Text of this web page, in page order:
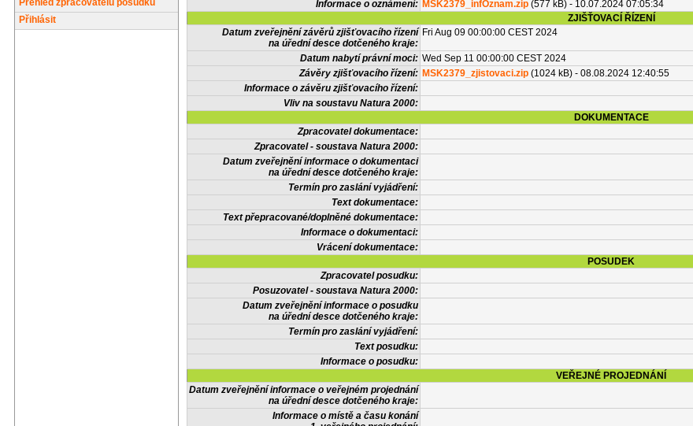
Přehled zpracovatelů posudků
Přihlásit
Informace o oznámení: MSK2379_infOznam.zip (577 kB) - 10.07.2024 07:05:34
ZJIŠŤOVACÍ ŘÍZENÍ
Datum zveřejnění závěrů zjišťovacího řízení
na úřední desce dotčeného kraje:
Fri Aug 09 00:00:00 CEST 2024
Datum nabytí právní moci: Wed Sep 11 00:00:00 CEST 2024
Závěry zjišťovacího řízení: MSK2379_zjistovaci.zip (1024 kB) - 08.08.2024 12:40:55
Informace o závěru zjišťovacího řízení:
Vliv na soustavu Natura 2000:
DOKUMENTACE
Zpracovatel dokumentace:
Zpracovatel - soustava Natura 2000:
Datum zveřejnění informace o dokumentaci
na úřední desce dotčeného kraje:
Termín pro zaslání vyjádření:
Text dokumentace:
Text přepracované/doplněné dokumentace:
Informace o dokumentaci:
Vrácení dokumentace:
POSUDEK
Zpracovatel posudku:
Posuzovatel - soustava Natura 2000:
Datum zveřejnění informace o posudku
na úřední desce dotčeného kraje:
Termín pro zaslání vyjádření:
Text posudku:
Informace o posudku:
VEŘEJNÉ PROJEDNÁNÍ
Datum zveřejnění informace o veřejném projednání
na úřední desce dotčeného kraje:
Informace o místě a času konání